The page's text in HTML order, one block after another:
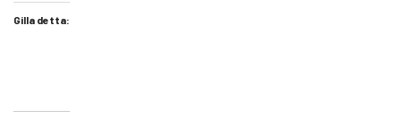
Gilla detta: